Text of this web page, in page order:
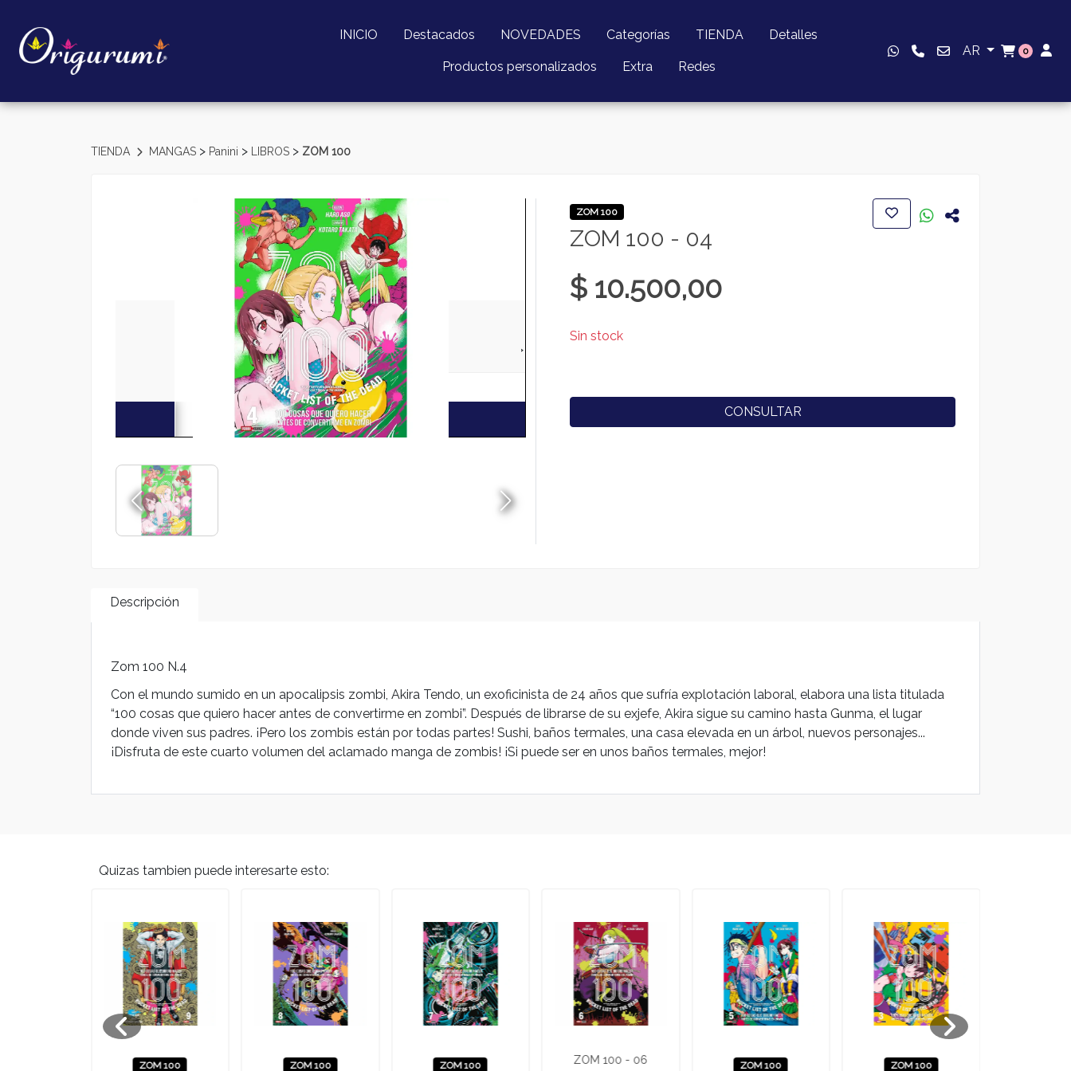
INICIO Destacados NOVEDADES Categorías TIENDA Detalles
Productos personalizados Extra Redes
AR 0
TIENDA MANGAS > Panini > LIBROS > ZOM 100
ZOM 100
ZOM 100 - 04
$ 10.500,00
Sin stock
CONSULTAR
Descripción
Zom 100 N.4
Con el mundo sumido en un apocalipsis zombi, Akira Tendo, un exoficinista de 24 años que sufría explotación laboral, elabora una lista titulada
“100 cosas que quiero hacer antes de convertirme en zombi”. Después de librarse de su exjefe, Akira sigue su camino hasta Gunma, el lugar
donde viven sus padres. ¡Pero los zombis están por todas partes! Sushi, baños termales, una casa elevada en un árbol, nuevos personajes...
¡Disfruta de este cuarto volumen del aclamado manga de zombis! ¡Si puede ser en unos baños termales, mejor!
Quizas tambien puede interesarte esto:
ZOM 100 ZOM 100 ZOM 100 ZOM 100 - 06 ZOM 100 ZOM 100